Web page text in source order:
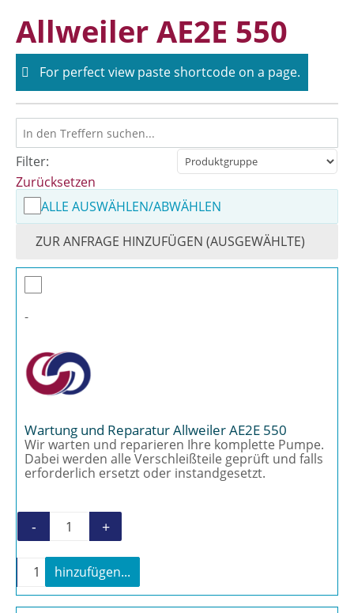
content
Allweiler AE2E 550
For perfect view paste shortcode on a page.
Filter:
Zurücksetzen
ALLE AUSWÄHLEN/ABWÄHLEN
ZUR ANFRAGE HINZUFÜGEN (AUSGEWÄHLTE)
-
Wartung und Reparatur Allweiler AE2E 550
Wir warten und reparieren Ihre komplette Pumpe.
Dabei werden alle Verschleißteile geprüft und falls
erforderlich ersetzt oder instandgesetzt.
Wartung und Reparatur Allweiler AE2E 550
- +
Wartung und Reparatur Allweiler AE2E 550 Menge
+
hinzufügen...